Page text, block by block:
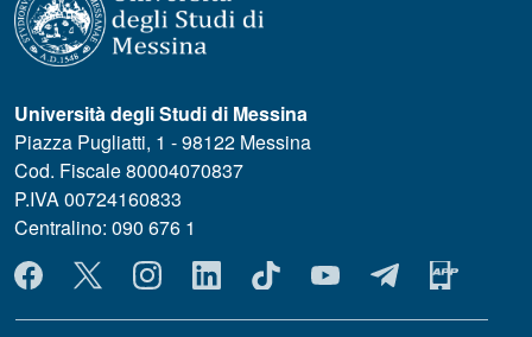
Università degli Studi di Messina
Piazza Pugliatti, 1 - 98122 Messina
Cod. Fiscale 80004070837
P.IVA 00724160833
Centralino: 090 676 1
MENÙ SOCIAL